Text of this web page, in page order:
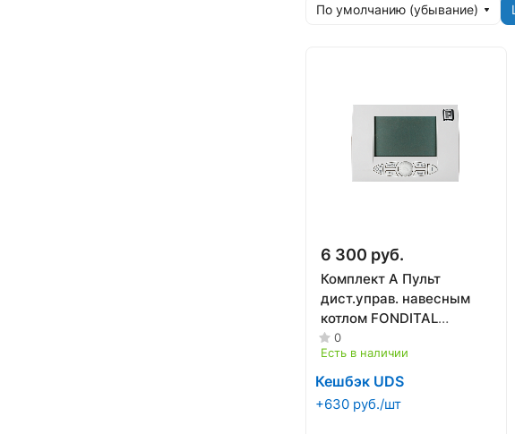
По умолчанию (убывание)
6 300 руб.
Комплект А Пульт
дист.управ. навесным
котлом FONDITAL
(6CREMOT04A)
0
Есть в наличии
Кешбэк UDS
+630 руб./шт